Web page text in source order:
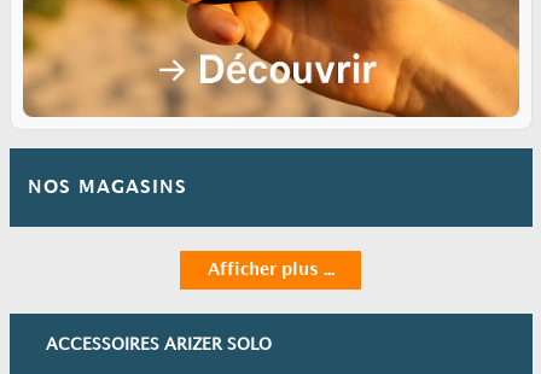
NOS MAGASINS
Afficher plus ...
ACCESSOIRES ARIZER SOLO